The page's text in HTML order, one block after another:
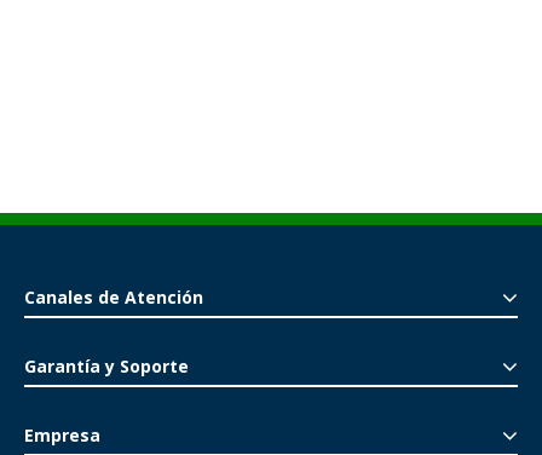
Canales de Atención
Garantía y Soporte
Empresa